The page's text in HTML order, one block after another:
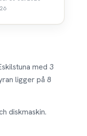
med 3
ligger på 8
diskmaskin.